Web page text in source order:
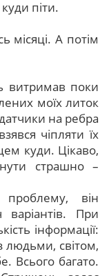
піти.
місяці. А потім
витримав поки
моїх литок
на ребра
чіпляти їх
куди. Цікаво,
страшно –
він
варіантів. При
інформації:
людьми, світом,
Всього багато.